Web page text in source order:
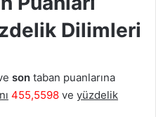
Dilimleri
son taban puanlarına
455,5598 ve yüzdelik